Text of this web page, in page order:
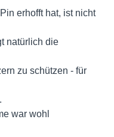
erhofft hat, ist nicht
natürlich die
zu schützen - für
war wohl